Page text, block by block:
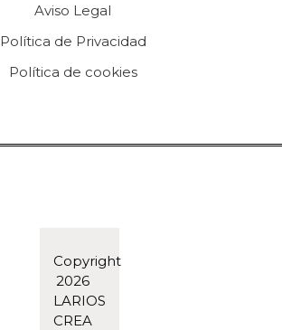
Aviso Legal
Política de Privacidad
Política de cookies
Copyright
2026
LARIOS
CREA